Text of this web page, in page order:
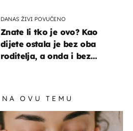
DANAS ŽIVI POVUČENO
Znate li tko je ovo? Kao
dijete ostala je bez oba
roditelja, a onda i bez
NA OVU TEMU